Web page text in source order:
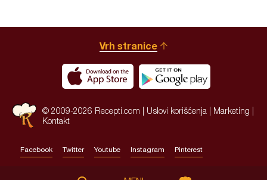
Vrh stranice
© 2009-2026 Recepti.com | Uslovi korišćenja Marketing
Kontakt
Facebook Twitter Youtube Instagram Pinterest